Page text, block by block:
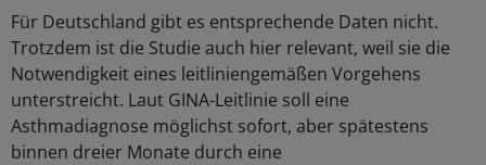
Für Deutschland gibt es entsprechende Daten nicht.
Trotzdem ist die Studie auch hier relevant, weil sie die
Notwendigkeit eines leitliniengemäßen Vorgehens
unterstreicht. Laut GINA-Leitlinie soll eine
Asthmadiagnose möglichst sofort, aber spätestens
binnen dreier Monate durch eine